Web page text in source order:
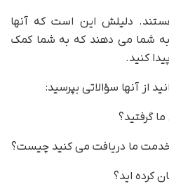
دلیلش این است که آنها
به شما می دهند که به شما کمک
کنید.
از آنها سؤالاتی بپرسید:
گرفتید؟
ما دریافت می کنید چیست؟
کرده اید؟